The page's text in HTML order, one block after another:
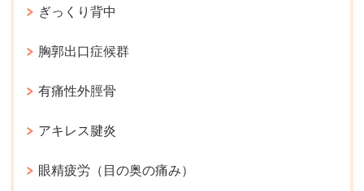
ぎっくり背中
胸郭出口症候群
有痛性外脛骨
アキレス腱炎
眼精疲労（目の奥の痛み）